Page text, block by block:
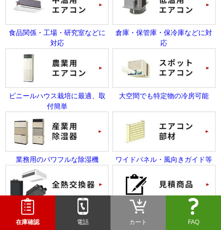
食品関係・工場・研究室などに
対応
倉庫・保管庫・保冷庫などに対
応
ビニールハウス栽培に最適、取
付簡単
大空間でも特定物の冷房可能
業務用のパワフルな除湿機 ワイドパネル・風向きガイド等
快適な空間づくりにおすすめ 追加部材・送料などのお支払い
在庫確認 電話 カート FAQ